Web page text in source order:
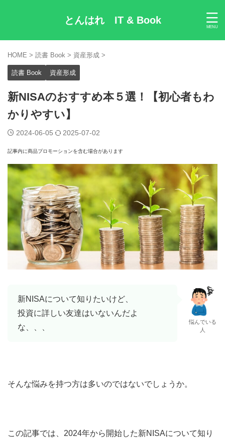
とんはれ IT & Book
HOME > 読書 Book > 資産形成 >
読書 Book 資産形成
新NISAのおすすめ本５選！【初心者もわ
かりやすい】
2024-06-05 2025-07-02
記事内に商品プロモーションを含む場合があります
新NISAについて知りたいけど、
投資に詳しい友達はいないんだよ
な、、、
悩んでいる
人
そんな悩みを持つ方は多いのではないでしょうか。
この記事では、2024年から開始した新NISAについて知り